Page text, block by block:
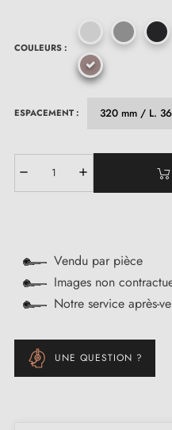
COULEURS :
ESPACEMENT :
Vendu par pièce
Images non
Notre service après-
UNE QUESTION ?